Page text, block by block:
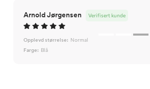
Arnold Jørgensen Verifisert kunde
Opplevd størrelse: Normal
Farge: Blå